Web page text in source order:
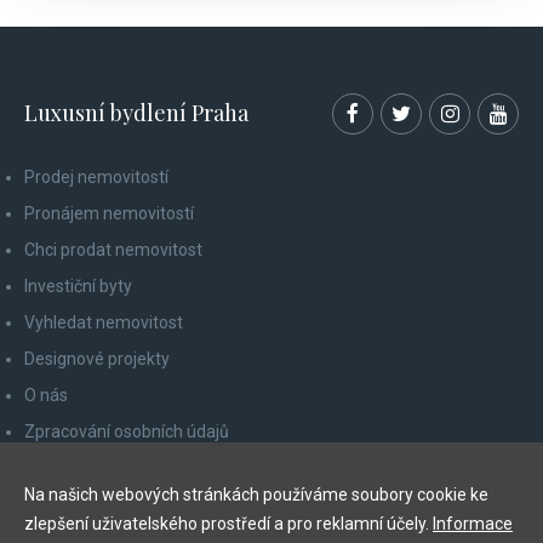
Luxusní bydlení Praha
Prodej nemovitostí
Pronájem nemovitostí
Chci prodat nemovitost
Investiční byty
Vyhledat nemovitost
Designové projekty
O nás
Zpracování osobních údajů
Odhlášení z newsletteru
Na našich webových stránkách používáme soubory cookie ke
zlepšení uživatelského prostředí a pro reklamní účely. Informace